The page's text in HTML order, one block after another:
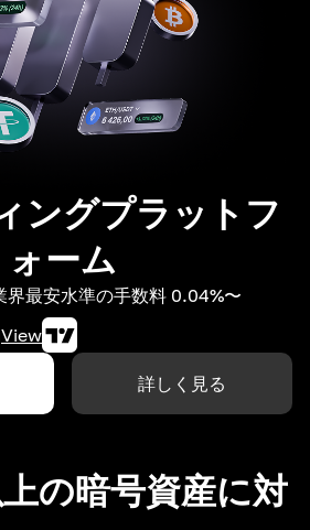
ングプラットフ
ォーム
界最安水準の手数料 0.04%〜
詳しく見る
の暗号資産に対